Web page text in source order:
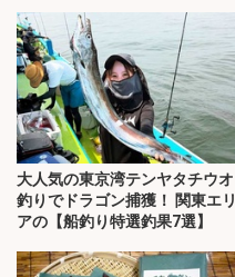
大人気の東京湾テンヤタチウオ
釣りでドラゴン捕獲！ 関東エリ
アの【船釣り特選釣果7選】